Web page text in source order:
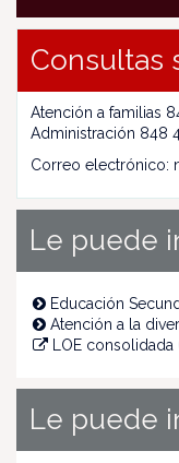
Consultas
Atención a familias
Administración 848
Correo electrónico:
Le puede
Educación
Atención a la
LOE consolidada
Le puede